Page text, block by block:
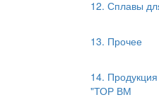
12. Сплавы
13. Прочее
14.
"ТОР ВМ